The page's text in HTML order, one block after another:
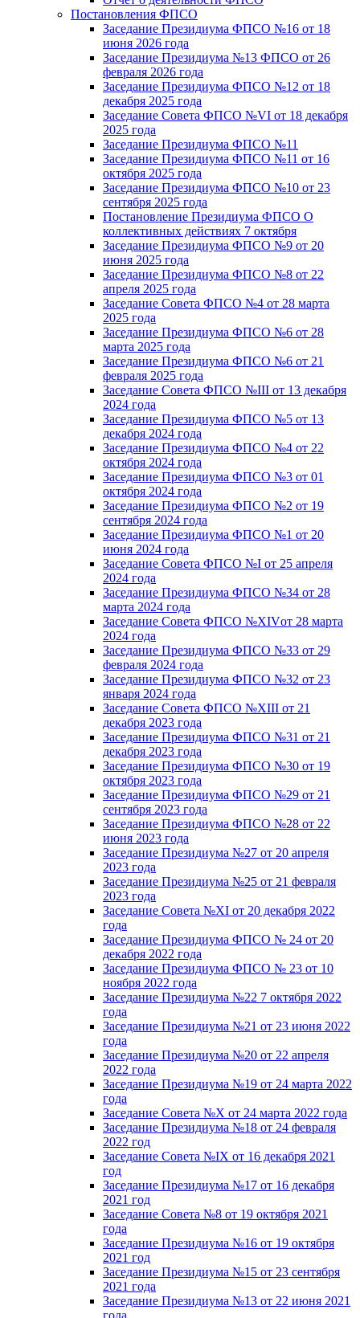
Постановления ФПСО
Заседание Президиума ФПСО №16 от 18
июня 2026 года
Заседание Президиума №13 ФПСО от 26
февраля 2026 года
Заседание Президиума ФПСО №12 от 18
декабря 2025 года
Заседание Совета ФПСО №VI от 18 декабря
2025 года
Заседание Президиума ФПСО №11
Заседание Президиума ФПСО №11 от 16
октября 2025 года
Заседание Президиума ФПСО №10 от 23
сентября 2025 года
Постановление Президиума ФПСО О
коллективных действиях 7 октября
Заседание Президиума ФПСО №9 от 20
июня 2025 года
Заседание Президиума ФПСО №8 от 22
апреля 2025 года
Заседание Совета ФПСО №4 от 28 марта
2025 года
Заседание Президиума ФПСО №6 от 28
марта 2025 года
Заседание Президиума ФПСО №6 от 21
февраля 2025 года
Заседание Совета ФПСО №III от 13 декабря
2024 года
Заседание Президиума ФПСО №5 от 13
декабря 2024 года
Заседание Президиума ФПСО №4 от 22
октября 2024 года
Заседание Президиума ФПСО №3 от 01
октября 2024 года
Заседание Президиума ФПСО №2 от 19
сентября 2024 года
Заседание Президиума ФПСО №1 от 20
июня 2024 года
Заседание Совета ФПСО №I от 25 апреля
2024 года
Заседание Президиума ФПСО №34 от 28
марта 2024 года
Заседание Совета ФПСО №XIVот 28 марта
2024 года
Заседание Президиума ФПСО №33 от 29
февраля 2024 года
Заседание Президиума ФПСО №32 от 23
января 2024 года
Заседание Совета ФПСО №XIII от 21
декабря 2023 года
Заседание Президиума ФПСО №31 от 21
декабря 2023 года
Заседание Президиума ФПСО №30 от 19
октября 2023 года
Заседание Президиума ФПСО №29 от 21
сентября 2023 года
Заседание Президиума ФПСО №28 от 22
июня 2023 года
Заседание Президиума №27 от 20 апреля
2023 года
Заседание Президиума №25 от 21 февраля
2023 года
Заседание Совета №XI от 20 декабря 2022
года
Заседание Президиума ФПСО № 24 от 20
декабря 2022 года
Заседание Президиума ФПСО № 23 от 10
ноября 2022 года
Заседание Президиума №22 7 октября 2022
года
Заседание Президиума №21 от 23 июня 2022
года
Заседание Президиума №20 от 22 апреля
2022 года
Заседание Президиума №19 от 24 марта 2022
года
Заседание Совета №X от 24 марта 2022 года
Заседание Президиума №18 от 24 февраля
2022 год
Заседание Совета №IX от 16 декабря 2021
год
Заседание Президиума №17 от 16 декабря
2021 год
Заседание Совета №8 от 19 октября 2021
года
Заседание Президиума №16 от 19 октября
2021 год
Заседание Президиума №15 от 23 сентября
2021 года
Заседание Президиума №13 от 22 июня 2021
года